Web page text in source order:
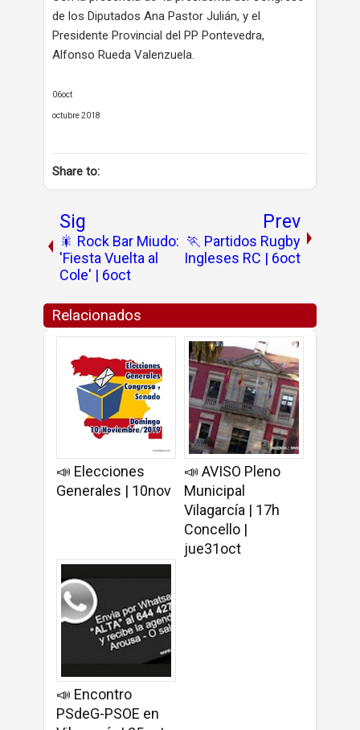
de los Diputados Ana Pastor Julián, y el
Presidente Provincial del PP Pontevedra,
Alfonso Rueda Valenzuela.
06oct
octubre 2018
Share to:
Sig
🎇 Rock Bar Miudo:
'Fiesta Vuelta al
Cole' | 6oct
Prev
🏃 Partidos Rugby
Ingleses RC | 6oct
Relacionados
📣 Elecciones
Generales | 10nov
📣 AVISO Pleno
Municipal
Vilagarcía | 17h
Concello |
jue31oct
📣 Encontro
PSdeG-PSOE en